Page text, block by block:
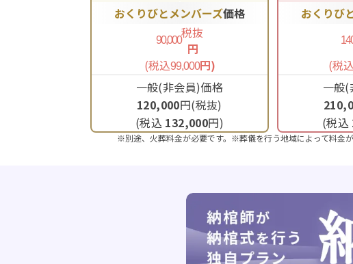
おくりびとメンバーズ価格
90,000税抜
円
(税込99,000円)
一般(非会員)価格
120,000円(税抜)
(税込 132,000円)
おくりび
(税込
一般
(税込
※別途、火葬料金が必要です。※葬儀を行う地域によって料金